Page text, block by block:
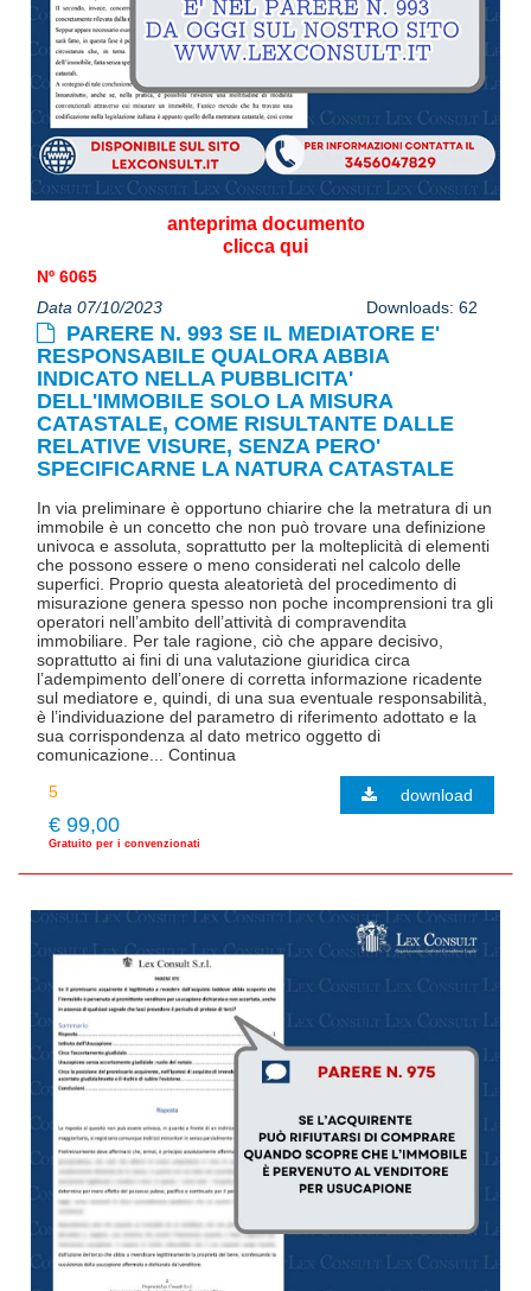
anteprima documento
clicca qui
Nº 6065
Data 07/10/2023
Downloads: 62
PARERE N. 993 SE IL MEDIATORE E'
RESPONSABILE QUALORA ABBIA
INDICATO NELLA PUBBLICITA'
DELL'IMMOBILE SOLO LA MISURA
CATASTALE, COME RISULTANTE DALLE
RELATIVE VISURE, SENZA PERO'
SPECIFICARNE LA NATURA CATASTALE
In via preliminare è opportuno chiarire che la metratura di un
immobile è un concetto che non può trovare una definizione
univoca e assoluta, soprattutto per la molteplicità di elementi
che possono essere o meno considerati nel calcolo delle
superfici. Proprio questa aleatorietà del procedimento di
misurazione genera spesso non poche incomprensioni tra gli
operatori nell’ambito dell’attività di compravendita
immobiliare. Per tale ragione, ciò che appare decisivo,
soprattutto ai fini di una valutazione giuridica circa
l’adempimento dell’onere di corretta informazione ricadente
sul mediatore e, quindi, di una sua eventuale responsabilità,
è l’individuazione del parametro di riferimento adottato e la
sua corrispondenza al dato metrico oggetto di
comunicazione... Continua
€ 99,00
Gratuito per i convenzionati
download